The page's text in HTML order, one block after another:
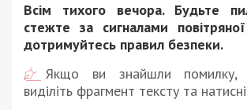
Всім тихого вечора. Будьте
стежте за сигналами
дотримуйтесь правил безпеки.
Якщо ви знайшли помилку,
виділіть фрагмент тексту та